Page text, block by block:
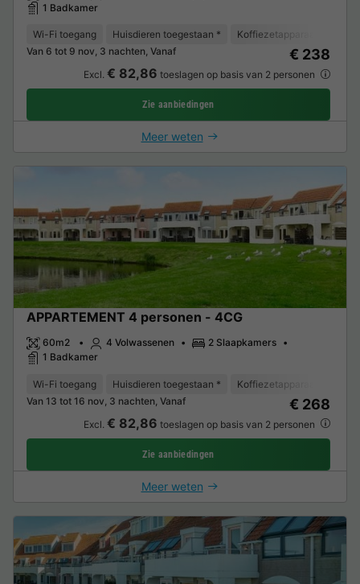
1 Badkamer
Wi-Fi toegang Huisdieren toegestaan * Koffiezetapparaat
Van 6 tot 9 nov, 3 nachten, Vanaf
€ 238
Excl. € 82,86 toeslagen op basis van 2 personen
Zie aanbiedingen
Meer weten
APPARTEMENT 4 personen - 4CG
60m2 4 Volwassenen
2 Slaapkamers
1 Badkamer
Wi-Fi toegang Huisdieren toegestaan * Koffiezetapparaat
Van 13 tot 16 nov, 3 nachten, Vanaf
€ 268
Excl. € 82,86 toeslagen op basis van 2 personen
Zie aanbiedingen
Meer weten